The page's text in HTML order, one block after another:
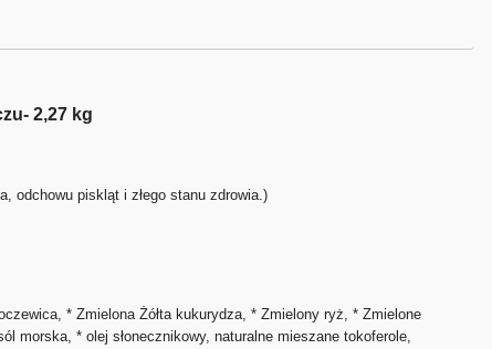
2,27 kg
odchowu piskląt i złego stanu zdrowia.)
* Zmielona Żółta kukurydza, * Zmielony ryż, * Zmielone
morska, * olej słonecznikowy, naturalne mieszane tokoferole,